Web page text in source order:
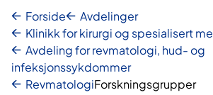
Forside
Avdelinger
Klinikk for kirurgi og spesialisert
Avdeling for revmatologi, hud- og
infeksjonssykdommer
RevmatologiForskningsgrupper